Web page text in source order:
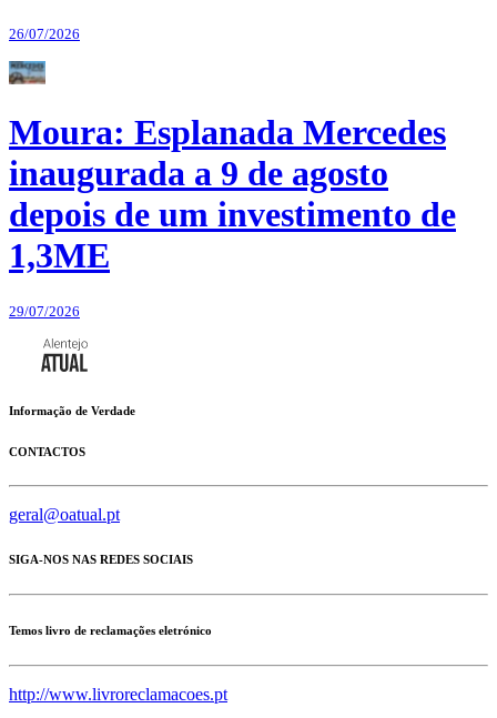
26/07/2026
Moura: Esplanada Mercedes
inaugurada a 9 de agosto
depois de um investimento de
1,3ME
29/07/2026
Informação de Verdade
CONTACTOS
geral@oatual.pt
SIGA-NOS NAS REDES SOCIAIS
Temos livro de reclamações eletrónico
http://www.livroreclamacoes.pt